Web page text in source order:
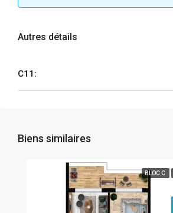
Autres détails
C11:
Biens similaires
BLOC C